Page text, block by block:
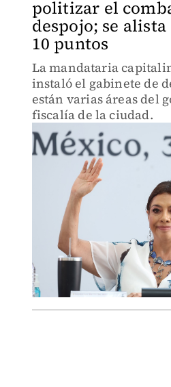
politizar el
despojo; se
10 puntos
La mandataria
instaló el gabinete de
están varias áreas del
fiscalía de la ciudad.